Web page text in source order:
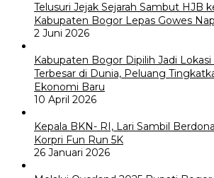
Telusuri Jejak Sejarah Sambut HJB
Kabupaten Bogor Lepas Gowes
2 Juni 2026
Kabupaten Bogor Dipilih Jadi
Terbesar di Dunia, Peluang
Ekonomi Baru
10 April 2026
Kepala BKN- RI, Lari Sambil
Korpri Fun Run 5K
26 Januari 2026